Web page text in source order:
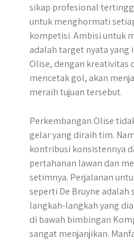
sikap profesional
untuk menghormati
kompetisi. Ambisi untuk
adalah target nyata yang
Olise, dengan kreativitas
mencetak gol, akan
meraih tujuan tersebut.
Perkembangan Olise
gelar yang diraih tim.
kontribusi konsistennya
pertahanan lawan dan
setimnya. Perjalanan
seperti De Bruyne adalah
langkah-langkah yang
di bawah bimbingan
sangat menjanjikan.